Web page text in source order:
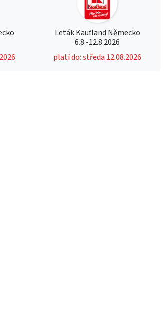
Leták Kaufland Německo
6.8.-12.8.2026
platí do: středa 12.08.2026